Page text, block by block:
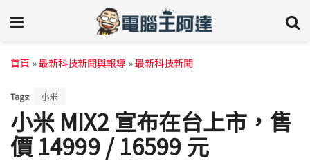
首頁 »最新科技新聞與報導 »最新科技新聞
Tags: 小米
小米 MIX2 宣布在台上市，售
價 14999 / 16599 元